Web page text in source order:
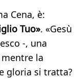
Cena, è:
Tuo». «Gesù
-, una
la
gloria si tratta?